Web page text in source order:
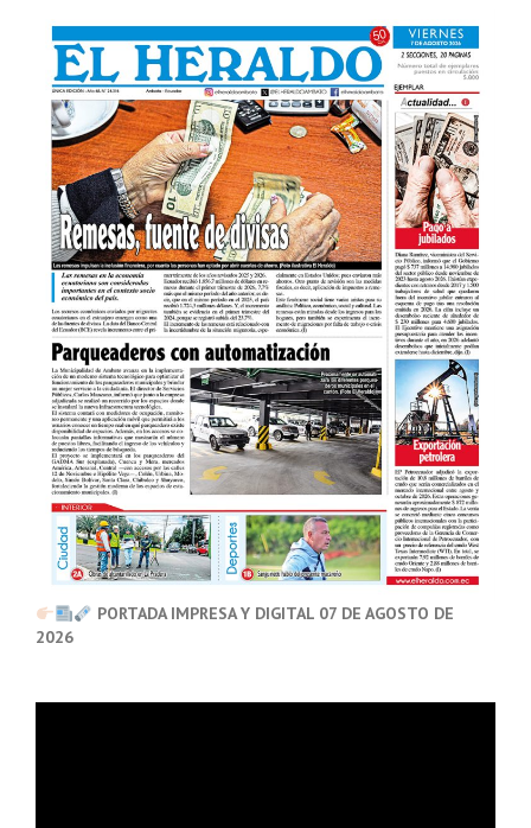
PORTADA IMPRESA Y DIGITAL 07 DE AGOSTO DE
2026